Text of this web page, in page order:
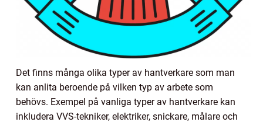
Det finns många olika typer av hantverkare som man
kan anlita beroende på vilken typ av arbete som
behövs. Exempel på vanliga typer av hantverkare kan
inkludera VVS-tekniker, elektriker, snickare, målare och